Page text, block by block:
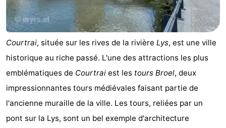
Courtrai, située sur les rives de la rivière Lys, est une ville
historique au riche passé. L'une des attractions les plus
emblématiques de Courtrai est les tours Broel, deux
impressionnantes tours médiévales faisant partie de
l'ancienne muraille de la ville. Les tours, reliées par un
pont sur la Lys, sont un bel exemple d'architecture